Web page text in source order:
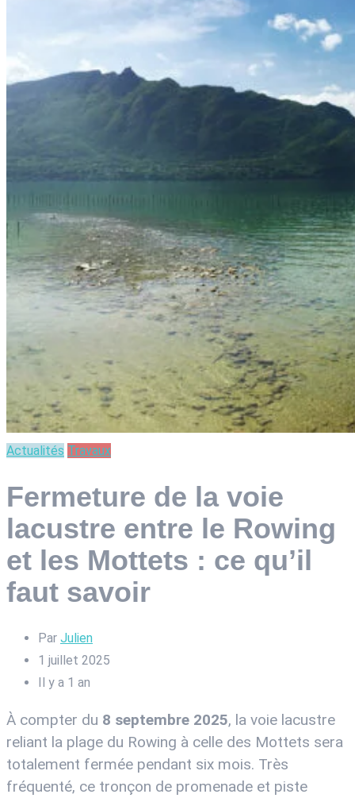
Actualités Travaux
Fermeture de la voie
lacustre entre le Rowing
et les Mottets : ce qu’il
faut savoir
Par Julien
1 juillet 2025
Il y a 1 an
À compter du 8 septembre 2025, la voie lacustre
reliant la plage du Rowing à celle des Mottets sera
totalement fermée pendant six mois. Très
fréquenté, ce tronçon de promenade et piste